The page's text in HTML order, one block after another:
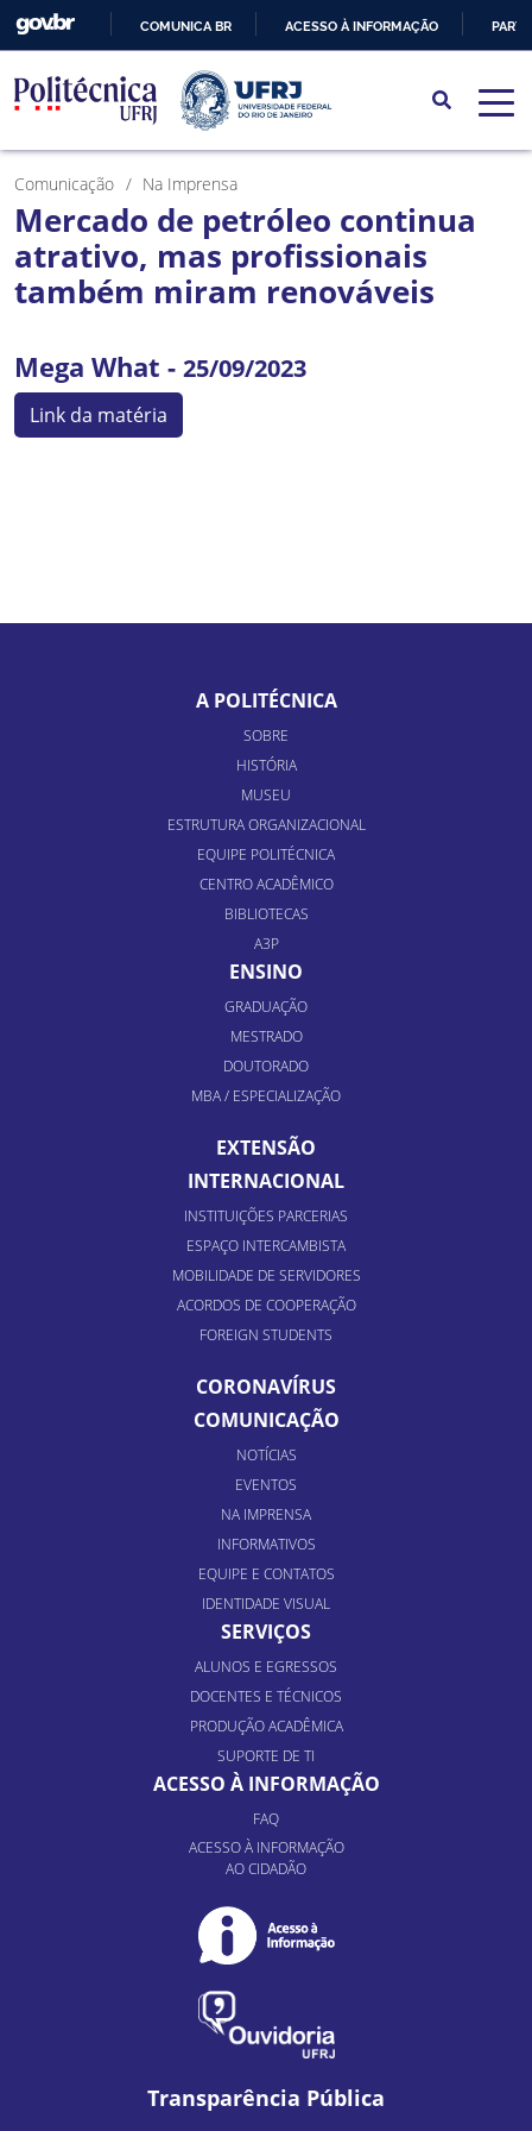
PARA
O
CONTEÚDO
COMUNICA BR ACESSO À INFORMAÇÃO
Comunicação Na Imprensa
Mercado de petróleo continua
atrativo, mas profissionais
também miram renováveis
Mega What - 25/09/2023
Link da matéria
A POLITÉCNICA
SOBRE
HISTÓRIA
MUSEU
ESTRUTURA ORGANIZACIONAL
EQUIPE POLITÉCNICA
CENTRO ACADÊMICO
BIBLIOTECAS
A3P
ENSINO
GRADUAÇÃO
MESTRADO
DOUTORADO
MBA / ESPECIALIZAÇÃO
EXTENSÃO
INTERNACIONAL
INSTITUIÇÕES PARCERIAS
ESPAÇO INTERCAMBISTA
MOBILIDADE DE SERVIDORES
ACORDOS DE COOPERAÇÃO
FOREIGN STUDENTS
CORONAVÍRUS
COMUNICAÇÃO
NOTÍCIAS
EVENTOS
NA IMPRENSA
INFORMATIVOS
EQUIPE E CONTATOS
IDENTIDADE VISUAL
SERVIÇOS
ALUNOS E EGRESSOS
DOCENTES E TÉCNICOS
PRODUÇÃO ACADÊMICA
SUPORTE DE TI
ACESSO À INFORMAÇÃO
FAQ
ACESSO À INFORMAÇÃO
AO CIDADÃO
Transparência Pública